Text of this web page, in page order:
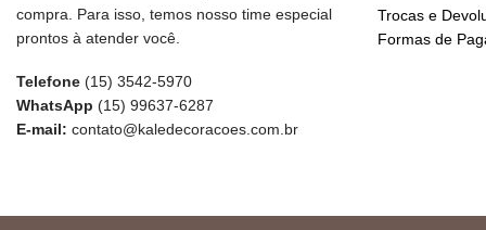
compra. Para isso, temos nosso time especial
prontos à atender você.
Telefone (15) 3542-5970
WhatsApp (15) 99637-6287
E-mail: contato@kaledecoracoes.com.br
Trocas e
Formas de